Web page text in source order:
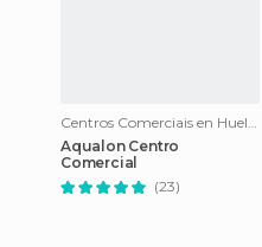
Centros Comerciais en Huelva
Aqualon Centro
Comercial
(23)